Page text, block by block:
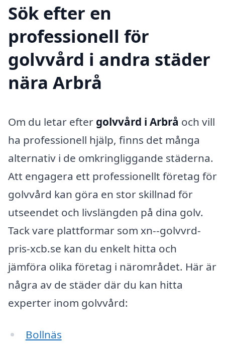
Sök efter en
professionell för
golvvård i andra städer
nära Arbrå
Om du letar efter golvvård i Arbrå och vill
ha professionell hjälp, finns det många
alternativ i de omkringliggande städerna.
Att engagera ett professionellt företag för
golvvård kan göra en stor skillnad för
utseendet och livslängden på dina golv.
Tack vare plattformar som xn--golvvrd-
pris-xcb.se kan du enkelt hitta och
jämföra olika företag i närområdet. Här är
några av de städer där du kan hitta
experter inom golvvård:
Bollnäs